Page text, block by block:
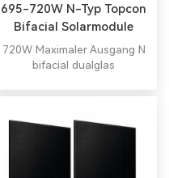
695-720W N-Typ Topcon
Bifacial Solarmodule
720W Maximaler Ausgang N
bifacial dualglas